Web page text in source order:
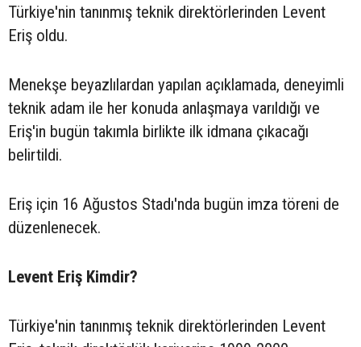
Türkiye'nin tanınmış teknik direktörlerinden Levent
Eriş oldu.
Menekşe beyazlılardan yapılan açıklamada, deneyimli
teknik adam ile her konuda anlaşmaya varıldığı ve
Eriş'in bugün takımla birlikte ilk idmana çıkacağı
belirtildi.
Eriş için 16 Ağustos Stadı'nda bugün imza töreni de
düzenlenecek.
Levent Eriş Kimdir?
Türkiye'nin tanınmış teknik direktörlerinden Levent